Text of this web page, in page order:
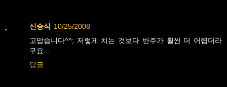
신승식 10/25/2008
고맙습니다^^; 저렇게 치는 것보다 반주가 훨씬 더 어렵더라
구요...
답글